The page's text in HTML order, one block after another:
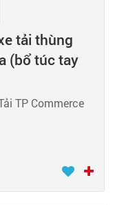
tải thùng
(bổ túc tay
TP Commerce